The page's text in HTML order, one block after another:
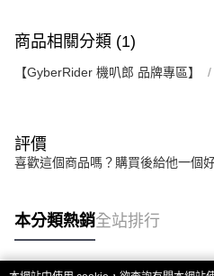
商品相關分類 (1)
【GyberRider 機叭郎 品牌專區】
評價
喜歡這個商品嗎？購買後給他一個
本分類熱銷全站排行